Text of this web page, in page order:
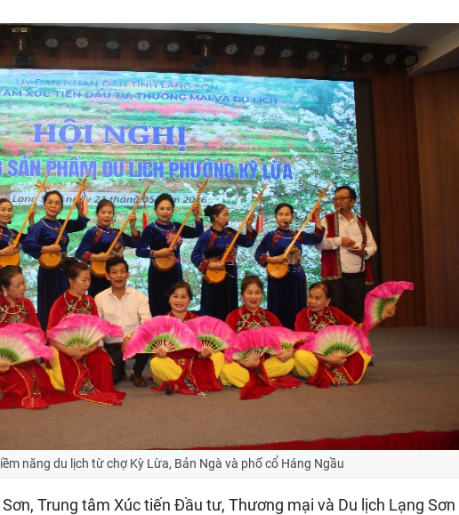
năng du lịch từ chợ Kỳ Lừa, Bản Ngà và phố cổ Háng Ngầu
Trung tâm Xúc tiến Đầu tư, Thương mại và Du lịch Lạng Sơn